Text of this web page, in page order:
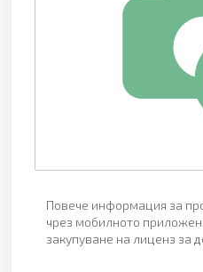
Повече информация за
чрез мобилното
закупуване на лиценз за